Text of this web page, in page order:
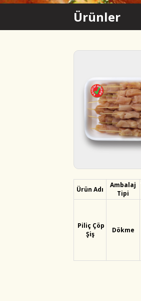
Ürünler
Ürün Adı
Ambalaj
Tipi
Piliç Çöp
Şiş
Dökme